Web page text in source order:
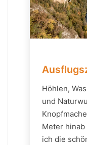
Höhlen,
und
Meter hinab
ich die